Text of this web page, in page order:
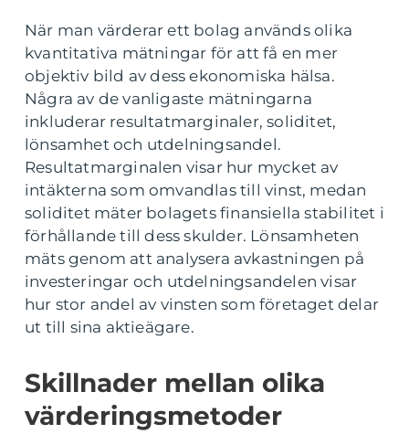
När man värderar ett bolag används olika
kvantitativa mätningar för att få en mer
objektiv bild av dess ekonomiska hälsa.
Några av de vanligaste mätningarna
inkluderar resultatmarginaler, soliditet,
lönsamhet och utdelningsandel.
Resultatmarginalen visar hur mycket av
intäkterna som omvandlas till vinst, medan
soliditet mäter bolagets finansiella stabilitet i
förhållande till dess skulder. Lönsamheten
mäts genom att analysera avkastningen på
investeringar och utdelningsandelen visar
hur stor andel av vinsten som företaget delar
ut till sina aktieägare.
Skillnader mellan olika
värderingsmetoder